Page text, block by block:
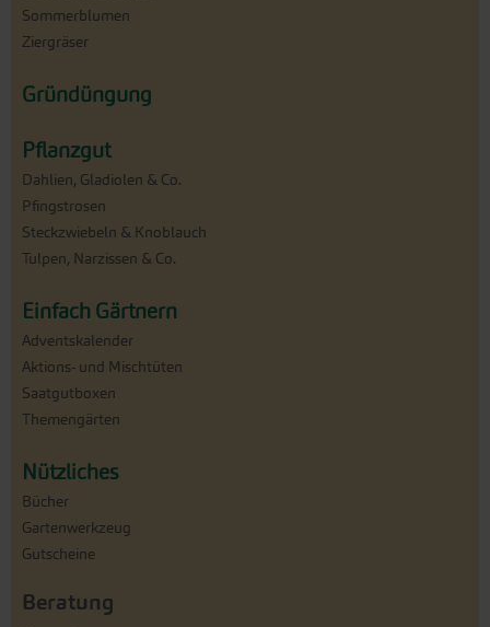
Sommerblumen
Ziergräser
Gründüngung
Pflanzgut
Dahlien, Gladiolen & Co.
Pfingstrosen
Steckzwiebeln & Knoblauch
Tulpen, Narzissen & Co.
Einfach Gärtnern
Adventskalender
Aktions- und Mischtüten
Saatgutboxen
Themengärten
Nützliches
Bücher
Gartenwerkzeug
Gutscheine
Beratung